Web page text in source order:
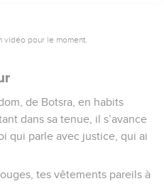
pour le moment.
de Botsra, en habits
dans sa tenue, il s’avance
qui parle avec justice, qui ai
tes vêtements pareils à